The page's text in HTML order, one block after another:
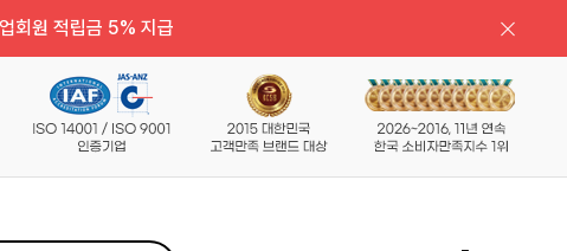
회원 적립금 5% 지급